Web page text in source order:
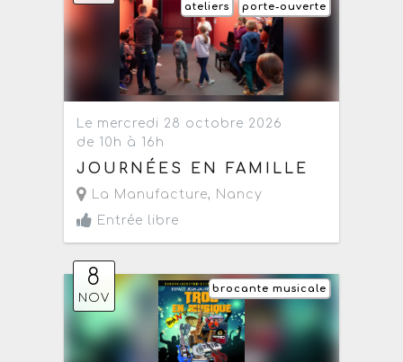
porte-ouverte
ateliers
Le mercredi 28 octobre 2026
de 10h à 16h
JOURNÉES EN FAMILLE
La Manufacture, Nancy
Entrée libre
8
NOV
brocante musicale